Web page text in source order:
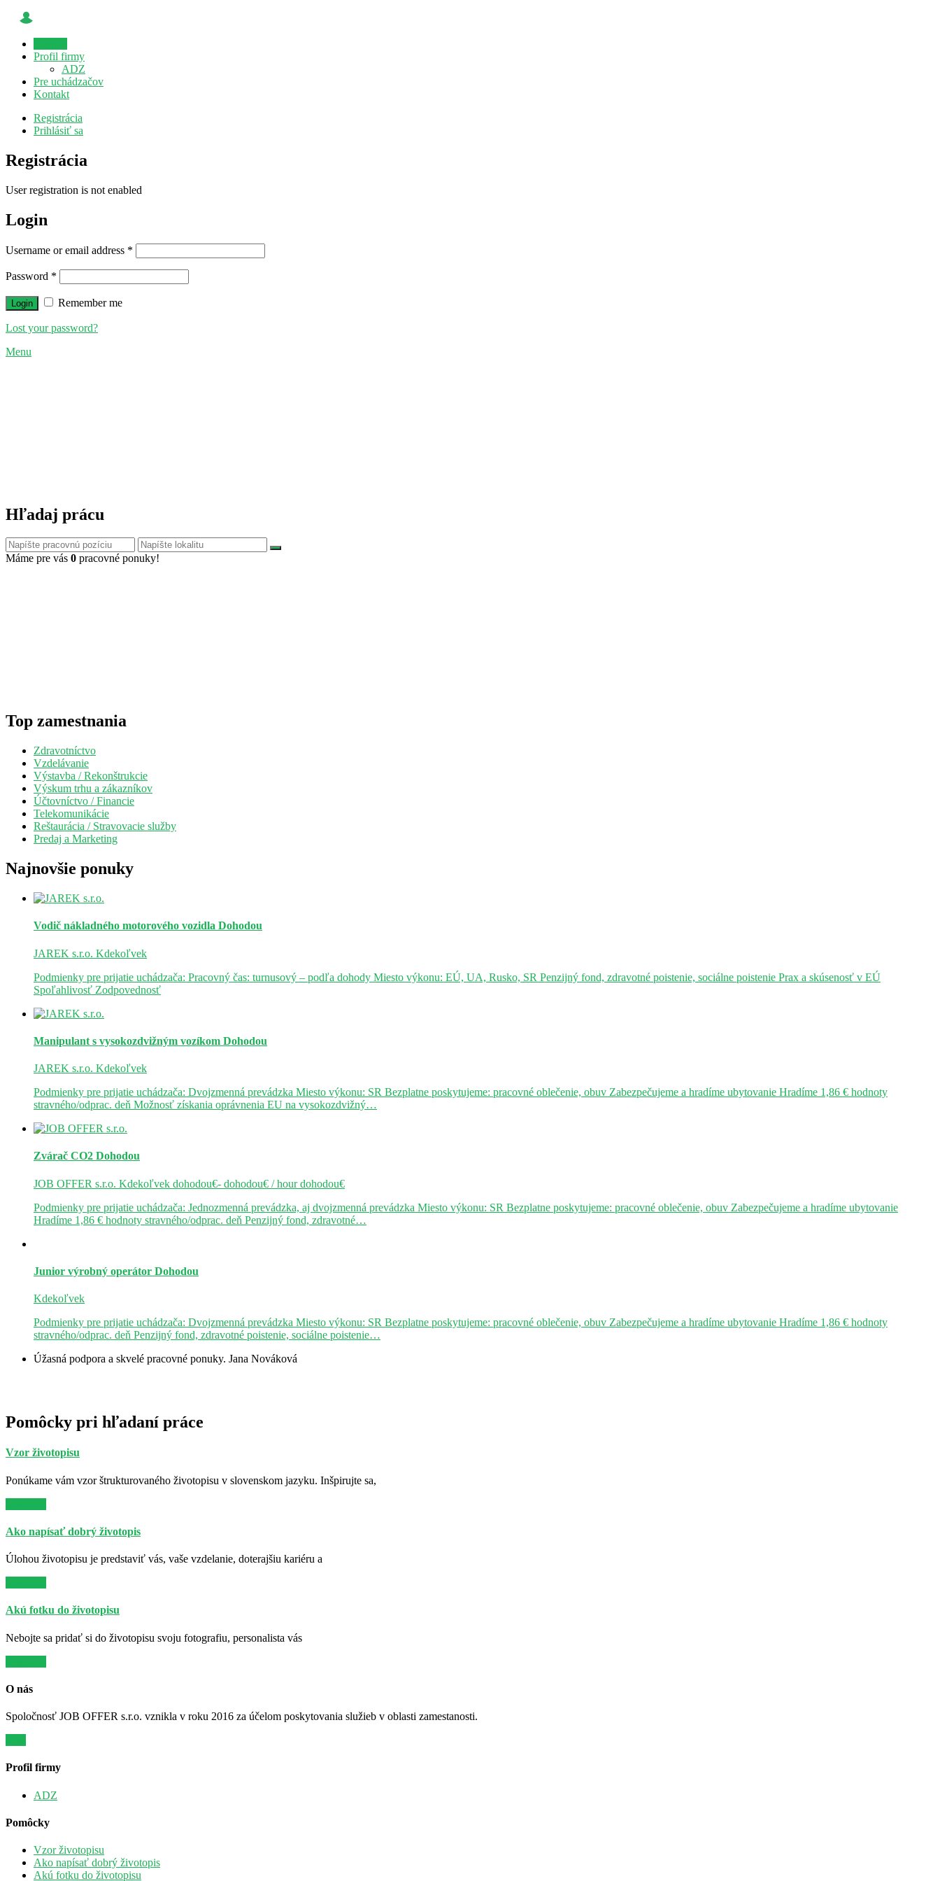
Profil firmy
ADZ
Pre uchádzačov
Kontakt
Registrácia
Prihlásiť sa
Registrácia
User registration is not enabled
Login
Username or email address *
Password *
Remember me
Lost your password?
Menu
Hľadaj prácu
Máme pre vás 0 pracovné ponuky!
Top zamestnania
Zdravotníctvo
Vzdelávanie
Výstavba / Rekonštrukcie
Výskum trhu a zákazníkov
Účtovníctvo / Financie
Telekomunikácie
Reštaurácia / Stravovacie služby
Predaj a Marketing
Najnovšie ponuky
Vodič nákladného motorového vozidla Dohodou
JAREK s.r.o. Kdekoľvek
Podmienky pre prijatie uchádzača: Pracovný čas: turnusový – podľa dohody Miesto výkonu: EÚ, UA, Rusko, SR Penzijný fond, zdravotné poistenie, sociálne poistenie Prax a skúsenosť v EÚ
Spoľahlivosť Zodpovednosť
Manipulant s vysokozdvižným vozíkom Dohodou
JAREK s.r.o. Kdekoľvek
Podmienky pre prijatie uchádzača: Dvojzmenná prevádzka Miesto výkonu: SR Bezplatne poskytujeme: pracovné oblečenie, obuv Zabezpečujeme a hradíme ubytovanie Hradíme 1,86 € hodnoty
stravného/odprac. deň Možnosť získania oprávnenia EU na vysokozdvižný…
Zvárač CO2 Dohodou
JOB OFFER s.r.o. Kdekoľvek dohodou€- dohodou€ / hourdohodou€
Podmienky pre prijatie uchádzača: Jednozmenná prevádzka, aj dvojzmenná prevádzka Miesto výkonu: SR Bezplatne poskytujeme: pracovné oblečenie, obuv Zabezpečujeme a hradíme ubytovanie
Hradíme 1,86 € hodnoty stravného/odprac. deň Penzijný fond, zdravotné…
Junior výrobný operátor Dohodou
Kdekoľvek
Podmienky pre prijatie uchádzača: Dvojzmenná prevádzka Miesto výkonu: SR Bezplatne poskytujeme: pracovné oblečenie, obuv Zabezpečujeme a hradíme ubytovanie Hradíme 1,86 € hodnoty
stravného/odprac. deň Penzijný fond, zdravotné poistenie, sociálne poistenie…
Úžasná podpora a skvelé pracovné ponuky. Jana Nováková
Pomôcky pri hľadaní práce
Vzor životopisu
Ponúkame vám vzor štrukturovaného životopisu v slovenskom jazyku. Inšpirujte sa,
Ako napísať dobrý životopis
Úlohou životopisu je predstaviť vás, vaše vzdelanie, doterajšiu kariéru a
Akú fotku do životopisu
Nebojte sa pridať si do životopisu svoju fotografiu, personalista vás
O nás
Spoločnosť JOB OFFER s.r.o. vznikla v roku 2016 za účelom poskytovania služieb v oblasti zamestanosti.
Profil firmy
ADZ
Pomôcky
Vzor životopisu
Ako napísať dobrý životopis
Akú fotku do životopisu